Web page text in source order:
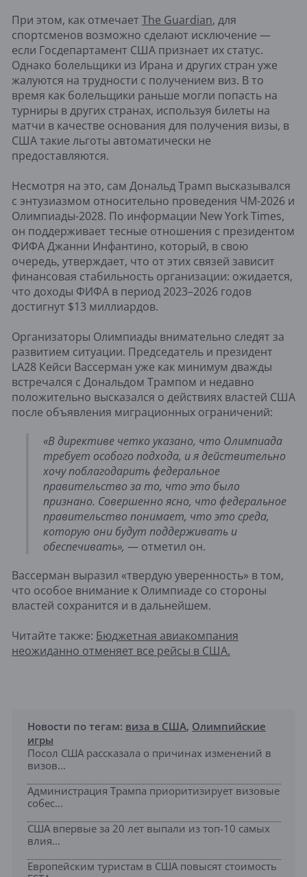
При этом, как отмечает The Guardian, для
спортсменов возможно сделают исключение —
если Госдепартамент США признает их статус.
Однако болельщики из Ирана и других стран уже
жалуются на трудности с получением виз. В то
время как болельщики раньше могли попасть на
турниры в других странах, используя билеты на
матчи в качестве основания для получения визы, в
США такие льготы автоматически не
предоставляются.
Несмотря на это, сам Дональд Трамп высказывался
с энтузиазмом относительно проведения ЧМ-2026 и
Олимпиады-2028. По информации New York Times,
он поддерживает тесные отношения с президентом
ФИФА Джанни Инфантино, который, в свою
очередь, утверждает, что от этих связей зависит
финансовая стабильность организации: ожидается,
что доходы ФИФА в период 2023–2026 годов
достигнут $13 миллиардов.
Организаторы Олимпиады внимательно следят за
развитием ситуации. Председатель и президент
LA28 Кейси Вассерман уже как минимум дважды
встречался с Дональдом Трампом и недавно
положительно высказался о действиях властей США
после объявления миграционных ограничений:
«В директиве четко указано, что Олимпиада
требует особого подхода, и я действительно
хочу поблагодарить федеральное
правительство за то, что это было
признано. Совершенно ясно, что федеральное
правительство понимает, что это среда,
которую они будут поддерживать и
обеспечивать», — отметил он.
Вассерман выразил «твердую уверенность» в том,
что особое внимание к Олимпиаде со стороны
властей сохранится и в дальнейшем.
Читайте также: Бюджетная авиакомпания
неожиданно отменяет все рейсы в США.
Новости по тегам: виза в США, Олимпийские
игры
Посол США рассказала о причинах изменений в
визов...
Администрация Трампа приоритизирует визовые
собес...
США впервые за 20 лет выпали из топ-10 самых
влия...
Европейским туристам в США повысят стоимость